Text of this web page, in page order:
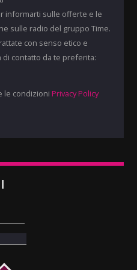
informarti sulle offerte e le
sulle radio del gruppo Time.
con senso etico e
contatto da te preferita:
le condizioni Privacy Policy